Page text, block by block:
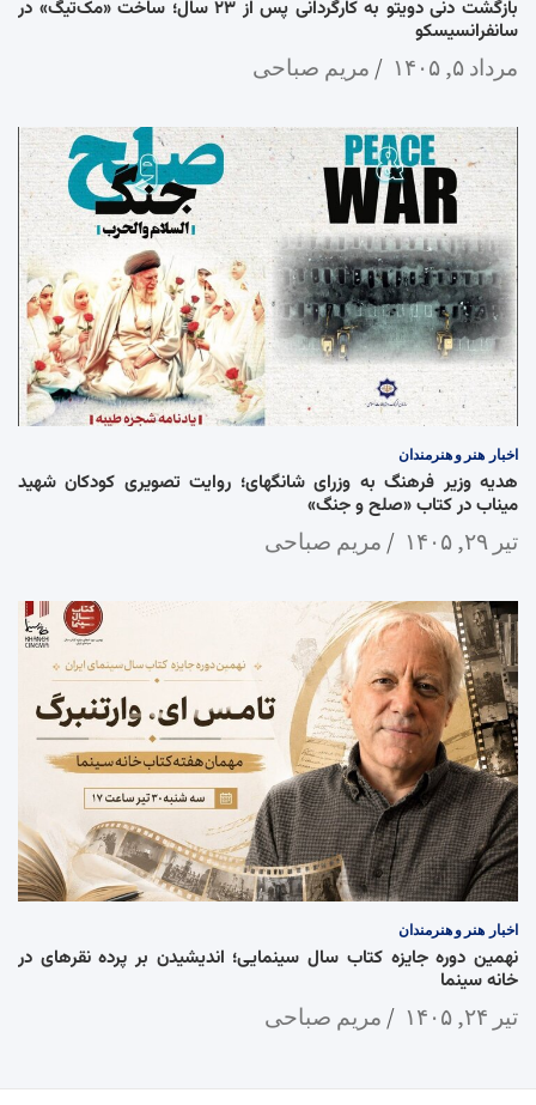
بازگشت دنی دویتو به کارگردانی پس از ۲۳ سال؛ ساخت «مک‌تیگ» در
سانفرانسیسکو
مرداد ۵, ۱۴۰۵ مریم صباحی
اخبار هنر و هنرمندان
هدیه وزیر فرهنگ به وزرای شانگهای؛ روایت تصویری کودکان شهید
میناب در کتاب «صلح و جنگ»
تیر ۲۹, ۱۴۰۵ مریم صباحی
اخبار هنر و هنرمندان
نهمین دوره جایزه کتاب سال سینمایی؛ اندیشیدن بر پرده نقرهای در
خانه سینما
تیر ۲۴, ۱۴۰۵ مریم صباحی